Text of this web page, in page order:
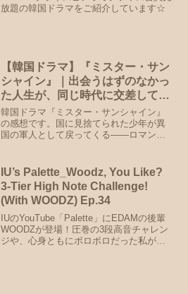
放題の韓国ドラマをご紹介しています☆
【韓国ドラマ】『ミスター・サン
シャイン』｜出会うはずのなかっ
た人生が、同じ時代に交差してい
く【感想】
韓国ドラマ『ミスター・サンシャイン』
の感想です。国に見捨てられた少年が異
国の軍人として戻ってくる——ロマンス
の演技もあわせてネタバレなしで語りま
す。
IU’s Palette_Woodz, You Like?
3-Tier High Note Challenge!
(With WOODZ) Ep.34
IUのYouTube「Palette」にEDAMの後輩
WOODZが登場！圧巻の3段高音チャレン
ジや、心身ともにボロボロだった私が救